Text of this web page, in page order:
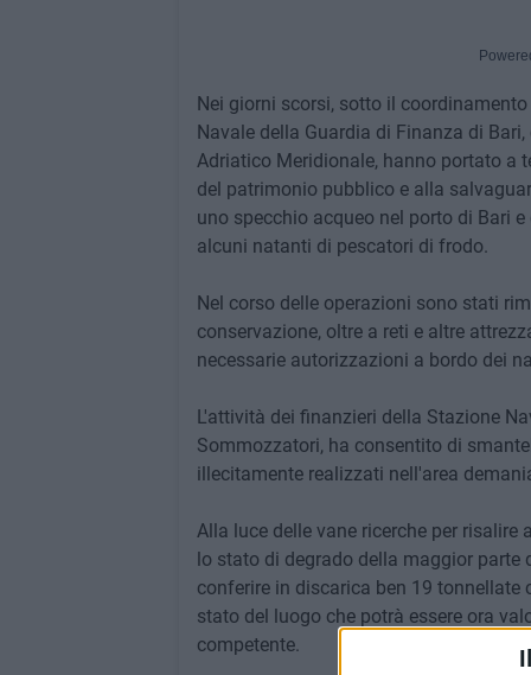
Nei giorni scorsi, sotto il
Navale della Guardia di Finanza di
Adriatico Meridionale, hanno portato a
del patrimonio pubblico e alla
uno specchio acqueo nel porto di Bari
alcuni natanti di pescatori di frodo.
Nel corso delle operazioni sono stati
conservazione, oltre a reti e altre
necessarie autorizzazioni a bordo dei
L'attività dei finanzieri della Stazione
Sommozzatori, ha consentito di
illecitamente realizzati nell'area
Alla luce delle vane ricerche per
lo stato di degrado della maggior parte
conferire in discarica ben 19
stato del luogo che potrà essere ora
competente.